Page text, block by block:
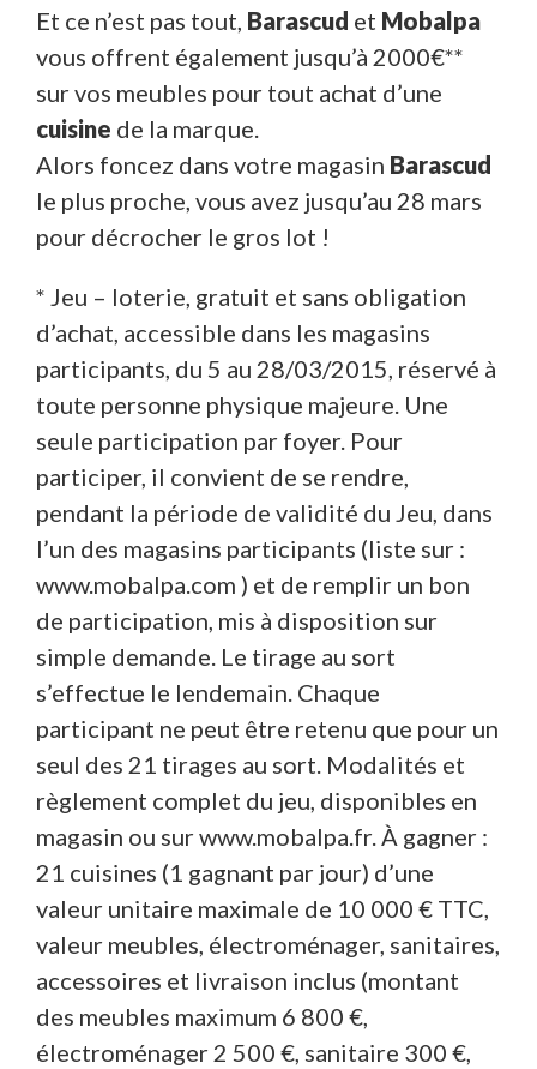
Et ce n’est pas tout, Barascud et Mobalpa
vous offrent également jusqu’à 2000€**
sur vos meubles pour tout achat d’une
cuisine de la marque.
Alors foncez dans votre magasin Barascud
le plus proche, vous avez jusqu’au 28 mars
pour décrocher le gros lot !
* Jeu – loterie, gratuit et sans obligation
d’achat, accessible dans les magasins
participants, du 5 au 28/03/2015, réservé à
toute personne physique majeure. Une
seule participation par foyer. Pour
participer, il convient de se rendre,
pendant la période de validité du Jeu, dans
l’un des magasins participants (liste sur :
www.mobalpa.com ) et de remplir un bon
de participation, mis à disposition sur
simple demande. Le tirage au sort
s’effectue le lendemain. Chaque
participant ne peut être retenu que pour un
seul des 21 tirages au sort. Modalités et
règlement complet du jeu, disponibles en
magasin ou sur www.mobalpa.fr. À gagner :
21 cuisines (1 gagnant par jour) d’une
valeur unitaire maximale de 10 000 € TTC,
valeur meubles, électroménager, sanitaires,
accessoires et livraison inclus (montant
des meubles maximum 6 800 €,
électroménager 2 500 €, sanitaire 300 €,